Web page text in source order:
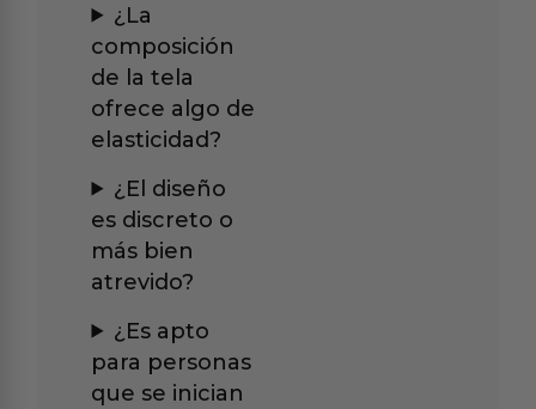
¿La
composición
de la tela
ofrece algo de
elasticidad?
¿El diseño
es discreto o
más bien
atrevido?
¿Es apto
para personas
que se inician